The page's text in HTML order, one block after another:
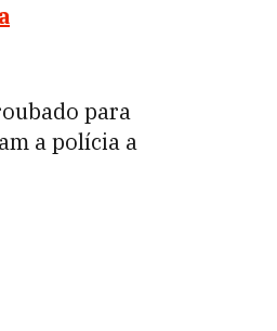
para
a polícia a